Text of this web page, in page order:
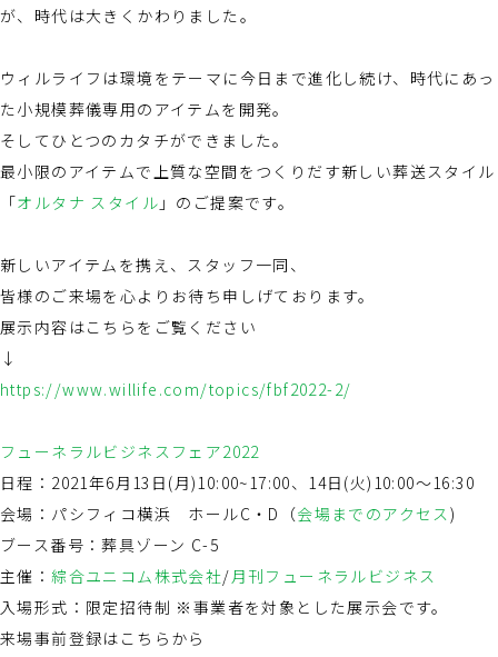
が、時代は大きくかわりました。
ウィルライフは環境をテーマに今日まで進化し続け、時代にあっ
た小規模葬儀専用のアイテムを開発。
そしてひとつのカタチができました。
最小限のアイテムで上質な空間をつくりだす新しい葬送スタイル
「オルタナ スタイル 」のご提案です。
新しいアイテムを携え、スタッフ一同、
皆様のご来場を心よりお待ち申しげております。
展示内容はこちらをご覧ください
↓
https://www.willife.com/topics/fbf2022-2/
フューネラルビジネスフェア2022
日程：2021年6月13日(月)10:00~17:00、14日(火)10:00〜16:30
会場：パシフィコ横浜 ホールC・D（会場までのアクセス)
ブース番号：葬具ゾーン C-5
主催：綜合ユニコム株式会社/月刊フューネラルビジネス
入場形式：限定招待制 ※事業者を対象とした展示会です。
来場事前登録はこちらから